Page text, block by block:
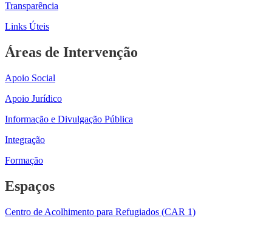
Transparência
Links Úteis
Áreas de Intervenção
Apoio Social
Apoio Jurídico
Informação e Divulgação Pública
Integração
Formação
Espaços
Centro de Acolhimento para Refugiados (CAR 1)